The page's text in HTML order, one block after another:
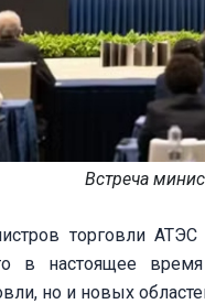
Встреча
торговли
в настоящее
но и новых